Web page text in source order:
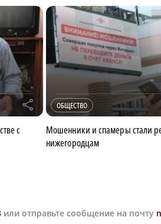
r
с
ОБЩЕСТВО
Мошенники и спамеры стали
нижегородцам
или отправьте сообщение на почту